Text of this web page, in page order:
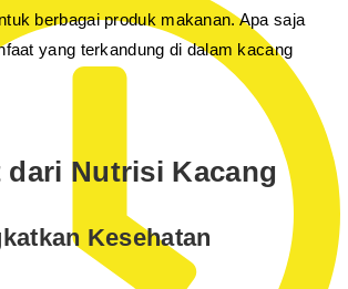
berbagai produk makanan. Apa saja
yang terkandung di dalam kacang
dari Nutrisi Kacang
Kesehatan